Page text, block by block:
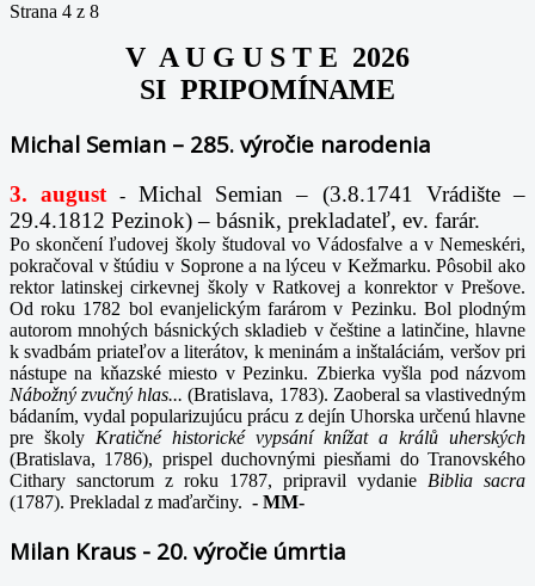
Strana 4 z 8
V A U G U S T E 2026
SI PRIPOMÍNAME
Michal Semian – 285. výročie narodenia
3. august -Michal Semian – (3.8.1741 Vrádište –
29.4.1812 Pezinok) – básnik, prekladateľ, ev. farár.
Po skončení ľudovej školy študoval vo Vádosfalve a v Nemeskéri,
pokračoval v štúdiu v Soprone a na lýceu v Kežmarku. Pôsobil ako
rektor latinskej cirkevnej školy v Ratkovej a konrektor v Prešove.
Od roku 1782 bol evanjelickým farárom v Pezinku. Bol plodným
autorom mnohých básnických skladieb v češtine a latinčine, hlavne
k svadbám priateľov a literátov, k meninám a inštaláciám, veršov pri
nástupe na kňazské miesto v Pezinku. Zbierka vyšla pod názvom
Nábožný zvučný hlas...(Bratislava, 1783). Zaoberal sa vlastivedným
bádaním, vydal popularizujúcu prácu z dejín Uhorska určenú hlavne
pre školy Kratičné historické vypsání knížat a králů uherských
(Bratislava, 1786), prispel duchovnými piesňami do Tranovského
Cithary sanctorum z roku 1787, pripravil vydanie Biblia sacra
(1787). Prekladal z maďarčiny. - MM-
Milan Kraus - 20. výročie úmrtia